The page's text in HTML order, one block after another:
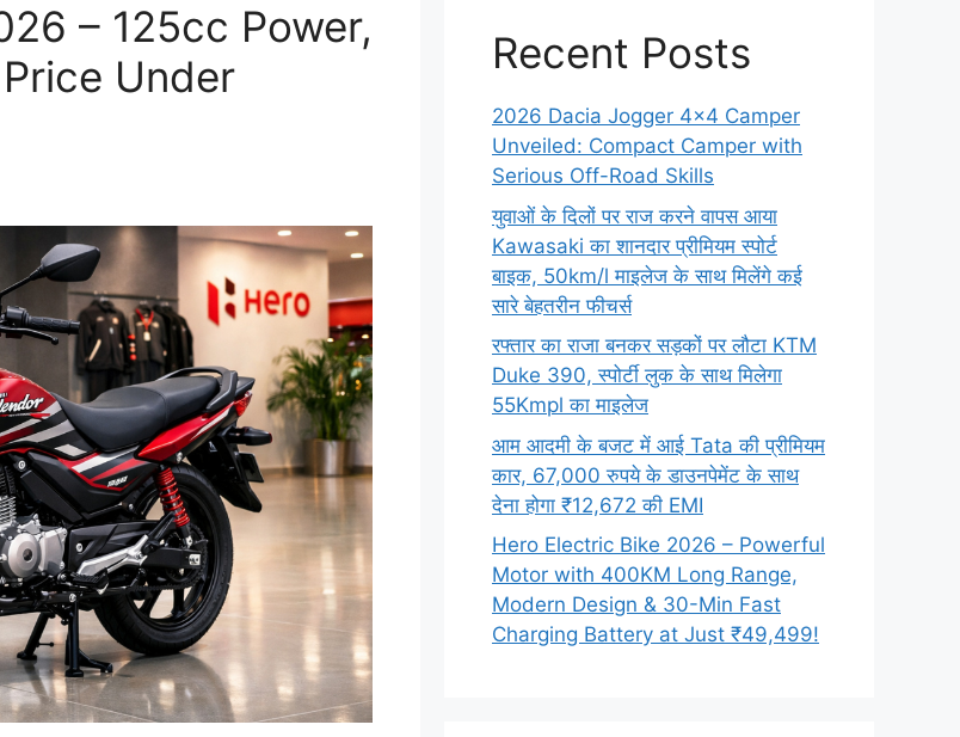
– 125cc Power,
Under
Recent Posts
2026 Dacia Jogger 4×4 Camper
Unveiled: Compact Camper with
Serious Off-Road Skills
युवाओं के दिलों पर राज करने वापस आया
Kawasaki का शानदार प्रीमियम स्पोर्ट
बाइक, 50km/l माइलेज के साथ मिलेंगे कई
सारे बेहतरीन फीचर्स
रफ्तार का राजा बनकर सड़कों पर लौटा KTM
Duke 390, स्पोर्टी लुक के साथ मिलेगा
55Kmpl का माइलेज
आम आदमी के बजट में आई Tata की प्रीमियम
कार, 67,000 रुपये के डाउनपेमेंट के साथ
देना होगा ₹12,672 की EMI
Hero Electric Bike 2026 – Powerful
Motor with 400KM Long Range,
Modern Design & 30-Min Fast
Charging Battery at Just ₹49,499!